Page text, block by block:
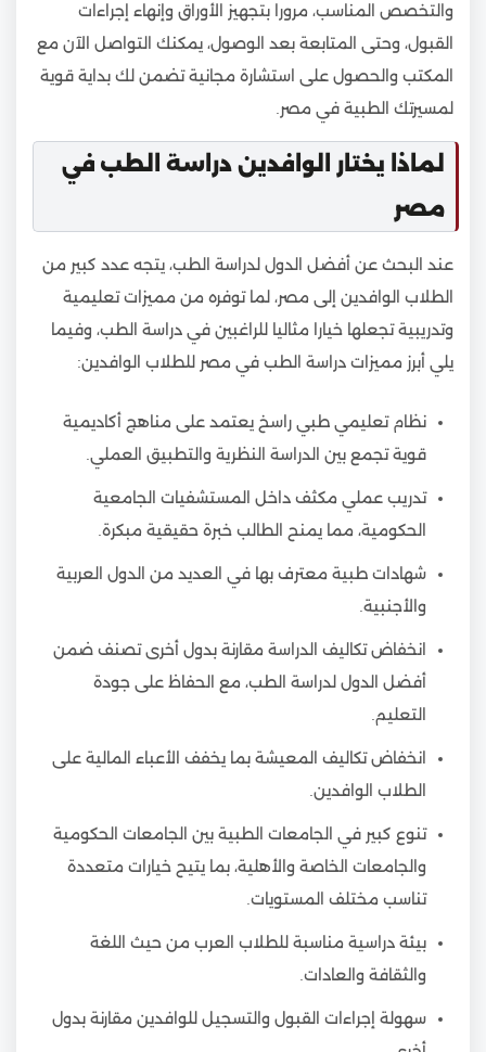
والتخصص المناسب، مرورا بتجهيز الأوراق وإنهاء إجراءات
القبول، وحتى المتابعة بعد الوصول، يمكنك التواصل الآن مع
المكتب والحصول على استشارة مجانية تضمن لك بداية قوية
لمسيرتك الطبية في مصر.
لماذا يختار الوافدين دراسة الطب في
مصر
عند البحث عن أفضل الدول لدراسة الطب، يتجه عدد كبير من
الطلاب الوافدين إلى مصر، لما توفره من مميزات تعليمية
وتدريبية تجعلها خيارا مثاليا للراغبين في دراسة الطب، وفيما
يلي أبرز مميزات دراسة الطب في مصر للطلاب الوافدين:
نظام تعليمي طبي راسخ يعتمد على مناهج أكاديمية
قوية تجمع بين الدراسة النظرية والتطبيق العملي.
تدريب عملي مكثف داخل المستشفيات الجامعية
الحكومية، مما يمنح الطالب خبرة حقيقية مبكرة.
شهادات طبية معترف بها في العديد من الدول العربية
والأجنبية.
انخفاض تكاليف الدراسة مقارنة بدول أخرى تصنف ضمن
أفضل الدول لدراسة الطب، مع الحفاظ على جودة
التعليم.
انخفاض تكاليف المعيشة بما يخفف الأعباء المالية على
الطلاب الوافدين.
تنوع كبير في الجامعات الطبية بين الجامعات الحكومية
والجامعات الخاصة والأهلية، بما يتيح خيارات متعددة
تناسب مختلف المستويات.
بيئة دراسية مناسبة للطلاب العرب من حيث اللغة
والثقافة والعادات.
سهولة إجراءات القبول والتسجيل للوافدين مقارنة بدول